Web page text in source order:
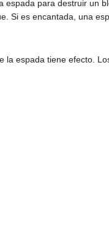
para destruir un
Si es encantada, una
espada tiene efecto.